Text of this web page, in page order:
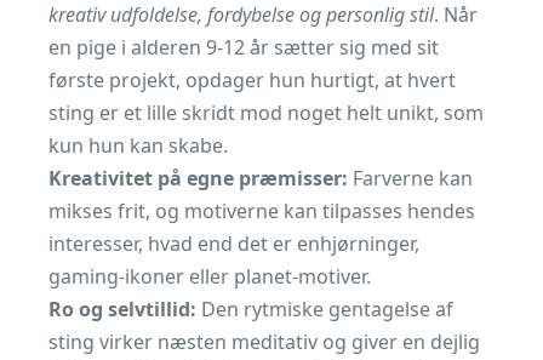
kreativ udfoldelse, fordybelse og personlig stil. Når
en pige i alderen 9-12 år sætter sig med sit
første projekt, opdager hun hurtigt, at hvert
sting er et lille skridt mod noget helt unikt, som
kun hun kan skabe.
Kreativitet på egne præmisser: Farverne kan
mikses frit, og motiverne kan tilpasses hendes
interesser, hvad end det er enhjørninger,
gaming-ikoner eller planet-motiver.
Ro og selvtillid: Den rytmiske gentagelse af
sting virker næsten meditativ og giver en dejlig